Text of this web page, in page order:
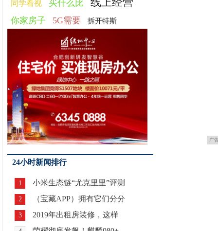
同学看视 买什么比
你家房子 5G需要 拆开特斯
广
24小时新闻排行
1 小米生态链“尤克里里”评测
2 （宝藏APP）拥有它们分分
3 2019年出租房装修，这样